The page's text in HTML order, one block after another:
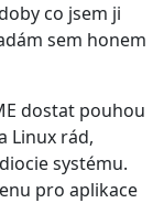
co jsem ji
sem honem
dostat pouhou
Linux rád,
systému.
pro aplikace